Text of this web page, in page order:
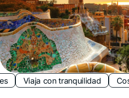
Viaja con tranquilidad